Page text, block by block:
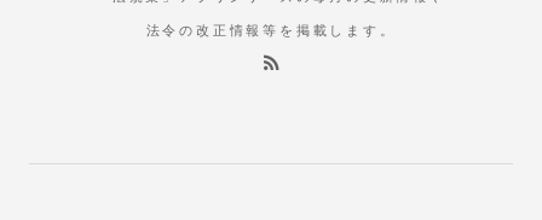
法令の改正情報等を掲載します。